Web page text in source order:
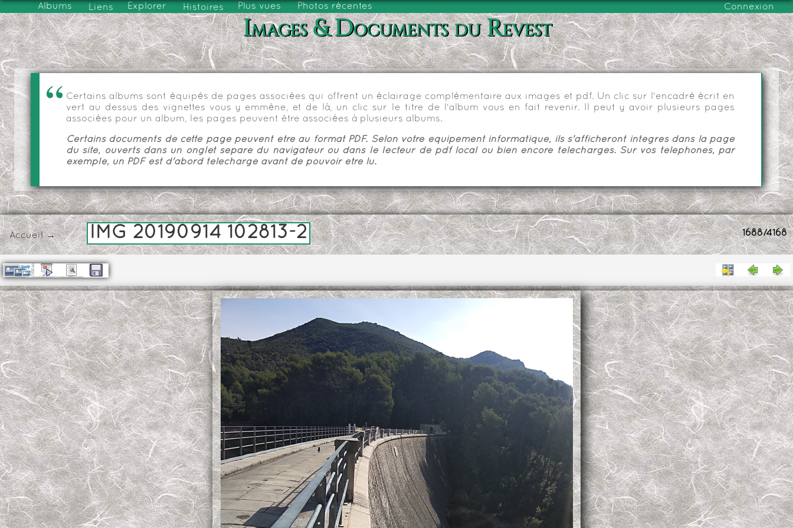
Albums Liens Explorer Histoires Plus vues Photos récentes Connexion
Images & Documents du Revest
Certains albums sont équipés de pages associées qui offrent un éclairage complémentaire aux images et pdf. Un clic sur l'encadré écrit en
vert au dessus des vignettes vous y emmène, et de là, un clic sur le titre de l'album vous en fait revenir. Il peut y avoir plusieurs pages
associées pour un album, les pages peuvent être associées à plusieurs albums.
Certains documents de cette page peuvent être au format PDF. Selon votre équipement informatique, ils s'afficheront intégrés dans la page
du site, ouverts dans un onglet séparé du navigateur ou dans le lecteur de pdf local ou bien encore téléchargés. Sur vos téléphones, par
exemple, un PDF est d'abord téléchargé avant de pouvoir être lu.
1688/4168
Accueil→ IMG 20190914 102813-2